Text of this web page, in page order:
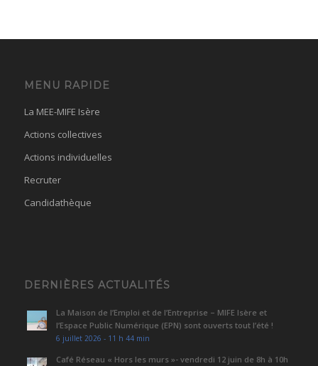
MENU RAPIDE
La MEE-MIFE Isère
Actions collectives
Actions individuelles
Recruter
Candidathèque
DERNIÈRES ACTUALITÉS
La Maison de l’Emploi et de l’Entreprise – MIFE Isère et
l’Espace Public Numérique (EPN) sont ouverts tout l’été !
6 juillet 2026 - 11 h 44 min
Café Réseau « Hors les murs »- vendredi 12 juin de 8h à 10h